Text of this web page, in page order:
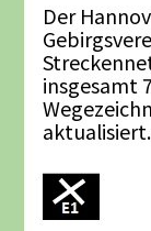
Der
insgesamt
aktualisiert.